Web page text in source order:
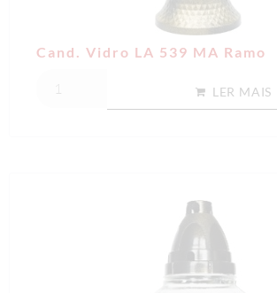
Cand. Vidro LA 539 MA Ramo
LER MAIS